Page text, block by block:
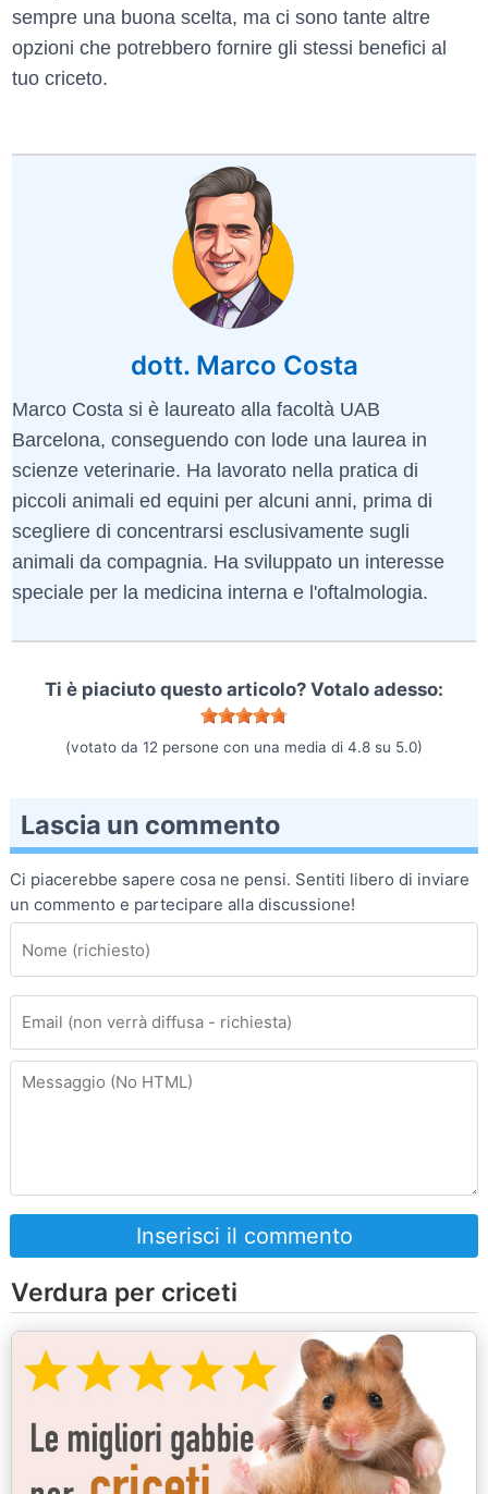
sempre una buona scelta, ma ci sono tante altre
opzioni che potrebbero fornire gli stessi benefici al
tuo criceto.
dott. Marco Costa
Marco Costa si è laureato alla facoltà UAB
Barcelona, conseguendo con lode una laurea in
scienze veterinarie. Ha lavorato nella pratica di
piccoli animali ed equini per alcuni anni, prima di
scegliere di concentrarsi esclusivamente sugli
animali da compagnia. Ha sviluppato un interesse
speciale per la medicina interna e l'oftalmologia.
Ti è piaciuto questo articolo? Votalo adesso:
(votato da 12 persone con una media di 4.8 su 5.0)
Lascia un commento
Ci piacerebbe sapere cosa ne pensi. Sentiti libero di inviare
un commento e partecipare alla discussione!
Inserisci il commento
Verdura per criceti